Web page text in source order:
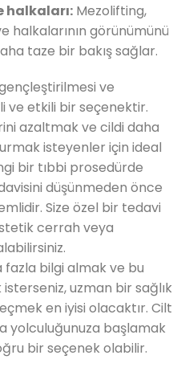
halkaları: Mezolifting,
halkalarının görünümünü
taze bir bakış sağlar.
ve
ve etkili bir seçenektir.
azaltmak ve cildi daha
isteyenler için ideal
bir tıbbi prosedürde
düşünmeden önce
Size özel bir tedavi
cerrah veya
fazla bilgi almak ve bu
uzman bir sağlık
en iyisi olacaktır. Cilt
yolculuğunuza başlamak
bir seçenek olabilir.